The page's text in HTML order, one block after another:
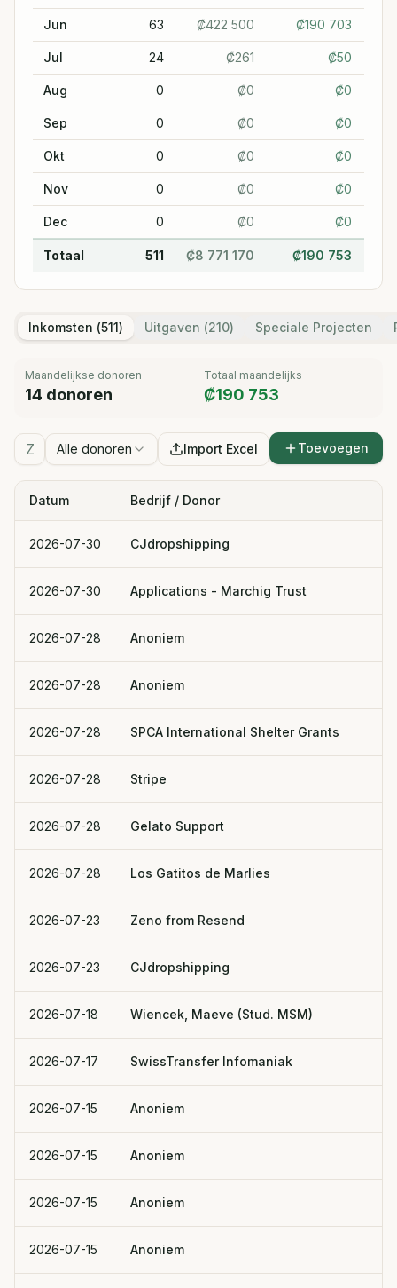
Jun 63 ₡422 500 ₡190 703
Jul 24 ₡261 ₡50
Aug 0 ₡0 ₡0
Sep 0 ₡0 ₡0
Okt 0 ₡0 ₡0
Nov 0 ₡0 ₡0
Dec 0 ₡0 ₡0
Totaal 511 ₡8 771 170 ₡190 753
Inkomsten (511) Uitgaven (210) Speciale Projecten
Maandelijkse donoren
14 donoren
Totaal maandelijks
₡190 753
Alle donoren Import Excel Toevoegen
Datum Bedrijf / Donor
2026-07-30 CJdropshipping
2026-07-30 Applications - Marchig Trust
2026-07-28 Anoniem
2026-07-28 Anoniem
2026-07-28 SPCA International Shelter Grants
2026-07-28 Stripe
2026-07-28 Gelato Support
2026-07-28 Los Gatitos de Marlies
2026-07-23 Zeno from Resend
2026-07-23 CJdropshipping
2026-07-18 Wiencek, Maeve (Stud. MSM)
2026-07-17 SwissTransfer Infomaniak
2026-07-15 Anoniem
2026-07-15 Anoniem
2026-07-15 Anoniem
2026-07-15 Anoniem